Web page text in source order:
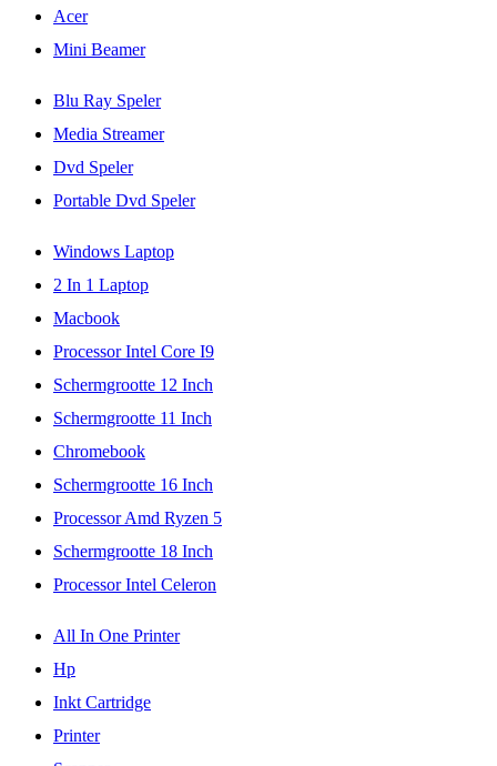
Acer
Mini Beamer
Blu Ray Speler
Media Streamer
Dvd Speler
Portable Dvd Speler
Windows Laptop
2 In 1 Laptop
Macbook
Processor Intel Core I9
Schermgrootte 12 Inch
Schermgrootte 11 Inch
Chromebook
Schermgrootte 16 Inch
Processor Amd Ryzen 5
Schermgrootte 18 Inch
Processor Intel Celeron
All In One Printer
Hp
Inkt Cartridge
Printer